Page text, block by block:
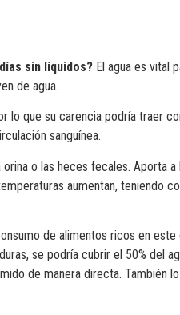
sin líquidos? El agua es vital
de agua.
lo que su carencia podría traer
sanguínea.
o las heces fecales. Aporta a
aumentan, teniendo
de alimentos ricos en este
se podría cubrir el 50% del
de manera directa. También